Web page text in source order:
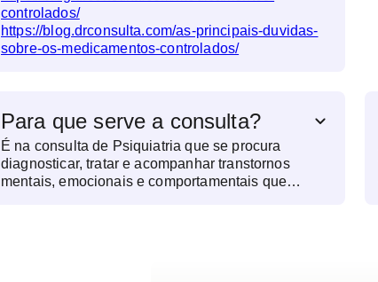
controlados/
https://blog.drconsulta.com/as-principais-duvidas-
sobre-os-medicamentos-controlados/
Para que serve a consulta?
É na consulta de Psiquiatria que se procura
diagnosticar, tratar e acompanhar transtornos
mentais, emocionais e comportamentais que